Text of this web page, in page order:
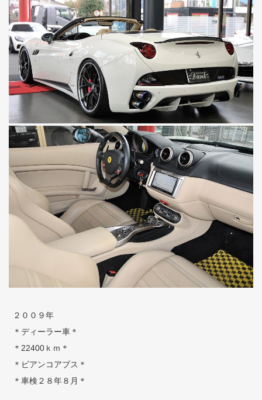
２００９年
＊ディーラー車＊
＊22400ｋｍ＊
＊ビアンコアブス＊
＊車検２８年８月＊